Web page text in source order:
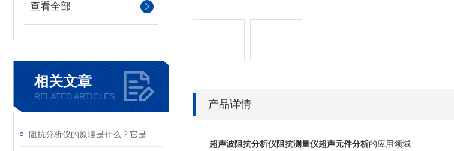
查看全部
相关文章
RELATED ARTICLES
产品详情
超声波阻抗分析仪阻抗测量仪超声元件分析的应用领域